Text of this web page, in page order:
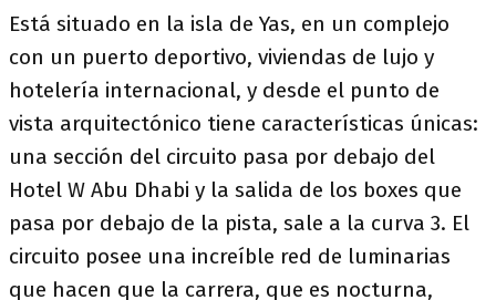
Está situado en la isla de Yas, en un complejo
con un puerto deportivo, viviendas de lujo y
hotelería internacional, y desde el punto de
vista arquitectónico tiene características únicas:
una sección del circuito pasa por debajo del
Hotel W Abu Dhabi y la salida de los boxes que
pasa por debajo de la pista, sale a la curva 3. El
circuito posee una increíble red de luminarias
que hacen que la carrera, que es nocturna,